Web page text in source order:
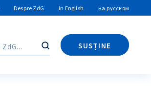
Despre ZdG in English на русском
Caută
SUSȚINE
Caută